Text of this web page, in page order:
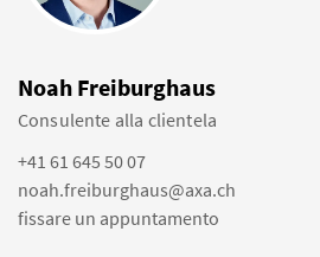
Noah Freiburghaus
Consulente alla clientela
+41 61 645 50 07
noah.freiburghaus@axa.ch
fissare un appuntamento